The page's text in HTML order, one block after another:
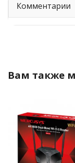
Комментарии
Вам также